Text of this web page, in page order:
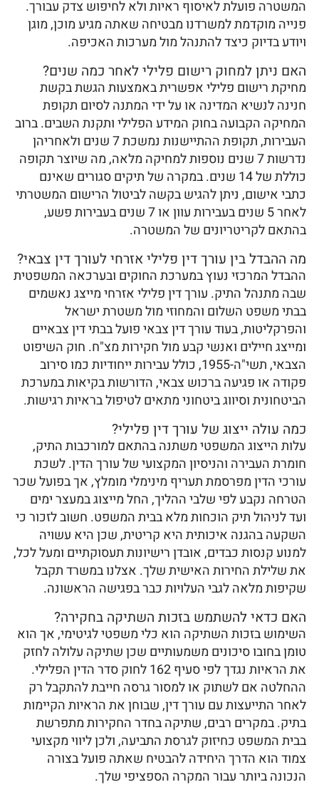
המשטרה פועלת לאיסוף ראיות ולא לחיפוש צדק עבורך.
פנייה מוקדמת למשרדנו מבטיחה שאתה מגיע מוכן, מוגן
ויודע בדיוק כיצד להתנהל מול מערכות האכיפה.
האם ניתן למחוק רישום פלילי לאחר כמה שנים?
מחיקת רישום פלילי אפשרית באמצעות הגשת בקשת
חנינה לנשיא המדינה או על ידי המתנה לסיום תקופת
המחיקה הקבועה בחוק המידע הפלילי ותקנת השבים. ברוב
העבירות, תקופת ההתיישנות נמשכת 7 שנים ולאחריהן
נדרשות 7 שנים נוספות למחיקה מלאה, מה שיוצר תקופה
כוללת של 14 שנים. במקרה של תיקים סגורים שאינם
כתבי אישום, ניתן להגיש בקשה לביטול הרישום המשטרתי
לאחר 5 שנים בעבירות עוון או 7 שנים בעבירות פשע,
בהתאם לקריטריונים של המשטרה.
מה ההבדל בין עורך דין פלילי אזרחי לעורך דין צבאי?
ההבדל המרכזי נעוץ במערכת החוקים ובערכאה המשפטית
שבה מתנהל התיק. עורך דין פלילי אזרחי מייצג נאשמים
בבתי משפט השלום והמחוזי מול משטרת ישראל
והפרקליטות, בעוד עורך דין צבאי פועל בבתי דין צבאיים
ומייצג חיילים ואנשי קבע מול חקירות מצ"ח. חוק השיפוט
הצבאי, תשי"ה-1955, כולל עבירות ייחודיות כמו סירוב
פקודה או פגיעה ברכוש צבאי, הדורשות בקיאות במערכת
הביטחונית וסיווג ביטחוני מתאים לטיפול בראיות רגישות.
כמה עולה ייצוג של עורך דין פלילי?
עלות הייצוג המשפטי משתנה בהתאם למורכבות התיק,
חומרת העבירה והניסיון המקצועי של עורך הדין. לשכת
עורכי הדין מפרסמת תעריף מינימלי מומלץ, אך בפועל שכר
הטרחה נקבע לפי שלבי ההליך, החל מייצוג במעצר ימים
ועד לניהול תיק הוכחות מלא בבית המשפט. חשוב לזכור כי
השקעה בהגנה איכותית היא קריטית, שכן היא עשויה
למנוע קנסות כבדים, אובדן רישיונות תעסוקתיים ומעל לכל,
את שלילת החירות האישית שלך. אצלנו במשרד תקבל
שקיפות מלאה לגבי העלויות כבר בפגישה הראשונה.
האם כדאי להשתמש בזכות השתיקה בחקירה?
השימוש בזכות השתיקה הוא כלי משפטי לגיטימי, אך הוא
טומן בחובו סיכונים משמעותיים שכן שתיקה עלולה לחזק
את הראיות נגדך לפי סעיף 162 לחוק סדר הדין הפלילי.
ההחלטה אם לשתוק או למסור גרסה חייבת להתקבל רק
לאחר התייעצות עם עורך דין, שבוחן את הראיות הקיימות
בתיק. במקרים רבים, שתיקה בחדר החקירות מתפרשת
בבית המשפט כחיזוק לגרסת התביעה, ולכן ליווי מקצועי
צמוד הוא הדרך היחידה להבטיח שאתה פועל בצורה
הנכונה ביותר עבור המקרה הספציפי שלך.